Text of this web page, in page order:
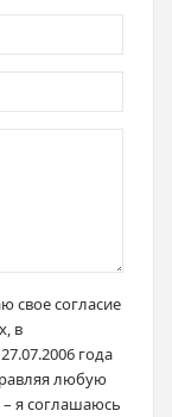
свое согласие
в
года
любую
я соглашаюсь